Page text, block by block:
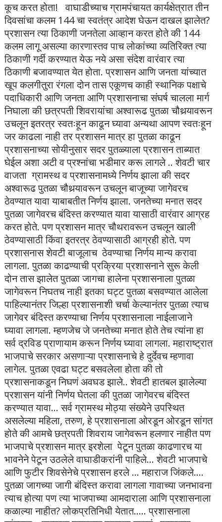
कूच करत होता! वाघाडीच्याच ग्रामपंचायत कार्यक्षेत्रात तीन
दिवसांचा कलम 144 चा स्वतंत्र आदेश घेऊन दाखल झालेत?
प्रशासन त्या ठिकाणी जनतेला आव्हान करत होते की 144
कलम लागू असल्या कारणास्तव पाच लोकांच्या व्यतिरिक्त त्या
ठिकाणी गर्दी करण्यात येऊ नये असा संदेश वारंवार त्या
ठिकाणी बजावण्यात येत होता. प्रशासन आणि जनता यांच्यात
खूप कलगीतुरा रंगला दोन तास एकूणच काही स्थानिक पक्षाचे
पदाधिकारी आणि जनता आणि प्रशासनाचा संघर्ष चालला मार्ग
निघाला की छत्रपती शिवरायांचा अश्वारूढ पुतळा चौथर्‍यावरून
उचलून इतरत्र स्वतःहून काढून घ्यावा अन्यथा आपण स्वतःहून
जर काढला नाही तर प्रशासन मात्र हा पुतळा काढून
प्रशासनाच्या सोयीनुसार सदर पुतळ्याला प्रशासन ताब्यात
घेईल अशा अटी व प्रश्नांचा भडीमार करू लागले .. शेवटी चार
वाजता ग्रामस्थ व प्रशासनामध्ये निर्णय झाला की सदर
अश्वारूढ पुतळा चौथर्‍यावरून उचलून बाजूच्या जागेवरच
ठेवण्यात यावा याबाबतीत निर्णय झाला. जनतेच्या मनात सदर
पुतळा जागेवरच बंदिस्त करण्यात यावा यासाठी वारंवार आग्रह
करत होते. पण प्रशासन मात्र चौथरावरून उचलून खाली
ठेवण्यासाठी किंवा इतरत्र ठेवण्यासाठी आग्रही होते. पण
प्रशासनास शेवटी बाजूलाच ठेवण्याचा निर्णय मान्य करावा
लागला. पुतळा काढण्याची प्रक्रिया प्रशासनाने सुरू केली
दोन तास झालेत पुतळा जागचा हालेना प्रशासनाला पुतळा
जागेवरून निघतच नाही इतका घट्ट पुतळा बसवण्यात आलेला
पाहिल्यानंतर जिल्हा प्रशासनाशी चर्चा केल्यानंतर पुतळा त्याच
जागेवर बंदिस्त करण्याचा निर्णय प्रशासनाला नाईलाजाने
घ्यावा लागला. म्हणजेच जे जनतेच्या मनात होते तेच त्यांना हा
सर्व द्रविड प्राणायाम करून निर्णय घ्यावा लागला. महाराष्ट्रात
भाजपाचे सरकार असणाऱ्या प्रशासनाचे हे दुर्देवच म्हणावा
लागेल. पुतळा एवढा घट्ट बसवलेला होता की तो
प्रशासनाकडून निघणं अवघड झाले.. शेवटी हातबल झालेल्या
प्रशासन यांनी निर्णय घेतला की पुतळा जागेवरच बंदिस्त
करण्यात यावा... सर्व ग्रामस्थ मोठ्या संख्येने उपस्थित
असलेल्या महिला, तरुण, हे प्रशासनाला ओरडून ओरडून सांगत
होते की आमचे छत्रपती शिवराय जागेवरून हलणार नाहीत पण
भाजपाचे प्रशासन मात्र इरशेला पेटून पुतळा काढणारच या
भावनेने पेटून उठलेले वाघाडीकरांनी पाहिले... शेवटी भाजपाचे
आणि फुटीर शिवसेनेचे प्रशासन हरले ... महाराज जिंकले....
पुतळा जागच्या जागी बंदिस्त करावा लागला गावाच्या जनभावना
त्याच होत्या पण त्या भाजपाच्या आमदाराला आणि प्रशासनाला
कळाल्या नाहीत? लोकप्रतिनिधी येतात..... प्रशासनाला